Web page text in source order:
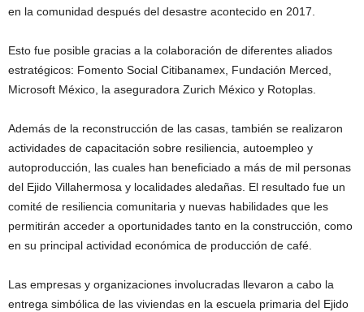
en la comunidad después del desastre acontecido en 2017.
Esto fue posible gracias a la colaboración de diferentes aliados
estratégicos: Fomento Social Citibanamex, Fundación Merced,
Microsoft México, la aseguradora Zurich México y Rotoplas.
Además de la reconstrucción de las casas, también se realizaron
actividades de capacitación sobre resiliencia, autoempleo y
autoproducción, las cuales han beneficiado a más de mil personas
del Ejido Villahermosa y localidades aledañas. El resultado fue un
comité de resiliencia comunitaria y nuevas habilidades que les
permitirán acceder a oportunidades tanto en la construcción, como
en su principal actividad económica de producción de café.
Las empresas y organizaciones involucradas llevaron a cabo la
entrega simbólica de las viviendas en la escuela primaria del Ejido